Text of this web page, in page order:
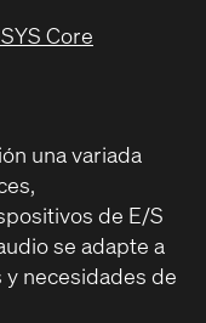
Core
una variada
de E/S
se adapte a
necesidades de